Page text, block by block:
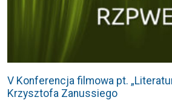
V Konferencja filmowa pt.
Krzysztofa Zanussiego